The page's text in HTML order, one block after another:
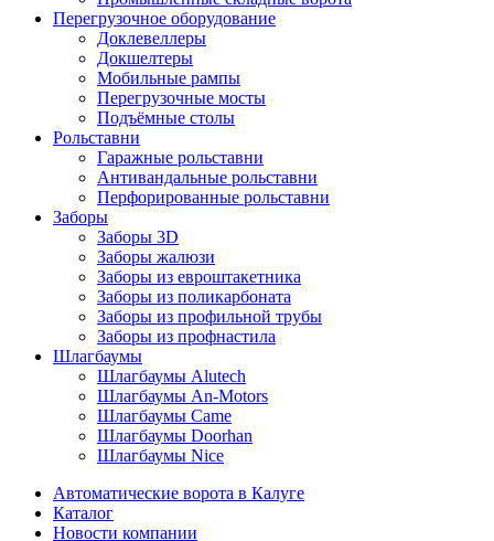
Перегрузочное оборудование
Доклевеллеры
Докшелтеры
Мобильные рампы
Перегрузочные мосты
Подъёмные столы
Рольставни
Гаражные рольставни
Антивандальные рольставни
Перфорированные рольставни
Заборы
Заборы 3D
Заборы жалюзи
Заборы из евроштакетника
Заборы из поликарбоната
Заборы из профильной трубы
Заборы из профнастила
Шлагбаумы
Шлагбаумы Alutech
Шлагбаумы An-Motors
Шлагбаумы Came
Шлагбаумы Doorhan
Шлагбаумы Nice
Автоматические ворота в Калуге
Каталог
Новости компании